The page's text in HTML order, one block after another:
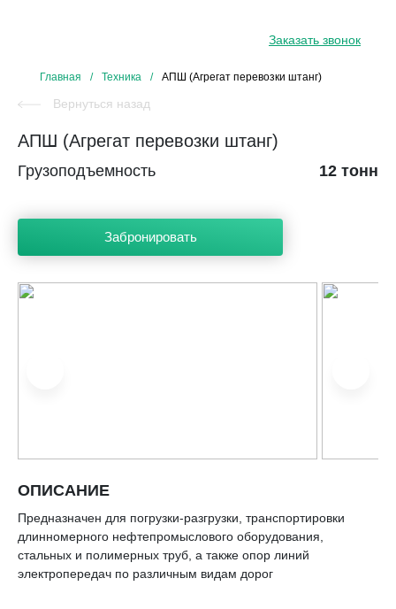
Заказать звонок
Главная / Техника / АПШ (Агрегат перевозки штанг)
Вернуться назад
АПШ (Агрегат перевозки штанг)
Грузоподъемность 12 тонн
Забронировать
ОПИСАНИЕ
Предназначен для погрузки-разгрузки, транспортировки
длинномерного нефтепромыслового оборудования,
стальных и полимерных труб, а также опор линий
электропередач по различным видам дорог